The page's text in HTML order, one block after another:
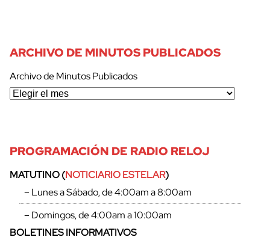
ARCHIVO DE MINUTOS PUBLICADOS
Archivo de Minutos Publicados
PROGRAMACIÓN DE RADIO RELOJ
MATUTINO (NOTICIARIO ESTELAR)
– Lunes a Sábado, de 4:00am a 8:00am
– Domingos, de 4:00am a 10:00am
BOLETINES INFORMATIVOS